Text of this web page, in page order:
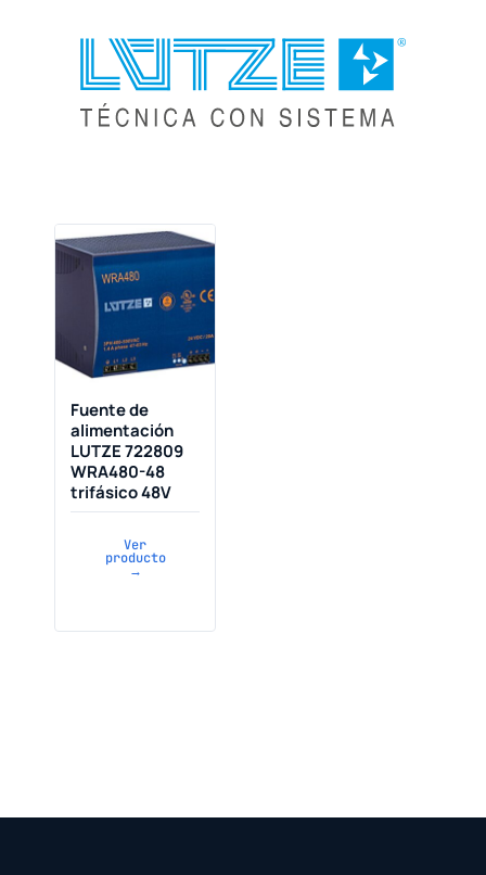
Fuente de
alimentación
LUTZE 722809
WRA480-48
trifásico 48V
Ver
producto
→